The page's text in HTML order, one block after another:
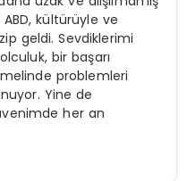
kültürüyle ve
geldi. Sevdiklerimi
bir başarı
problemleri
Yine de
her an